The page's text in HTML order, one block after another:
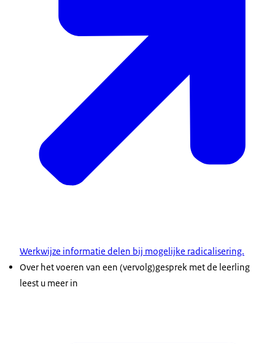
Werkwijze informatie delen bij mogelijke radicalisering.
Over het voeren van een (vervolg)gesprek met de leerling
leest u meer in